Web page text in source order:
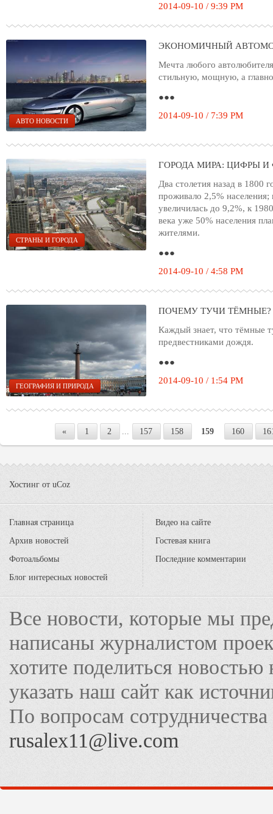
2014-09-10 / 9:39 PM
АВТО НОВОСТИ
ЭКОНОМИЧНЫЙ
Мечта любого
стильную, мощную, а
●●●
2014-09-10 / 7:39 PM
СТРАНЫ И ГОРОДА
ГОРОДА МИРА: ЦИФРЫ И
Два столетия назад в 1800
проживало 2,5% населения;
увеличилась до 9,2%, к
века уже 50% населения
жителями.
●●●
2014-09-10 / 4:58 PM
ГЕОГРАФИЯ И ПРИРОДА
ПОЧЕМУ ТУЧИ ТЁМНЫЕ?
Каждый знает, что тёмные
предвестниками дождя.
●●●
2014-09-10 / 1:54 PM
« 1 2 ... 157 158 159 160
Хостинг от uCoz
Главная страница
Архив новостей
Фотоальбомы
Блог интересных новостей
Видео на сайте
Гостевая книга
Последние комментарии
Все новости, которые мы
написаны журналистом
хотите поделиться
указать наш сайт как
По вопросам
rusalex11@live.com